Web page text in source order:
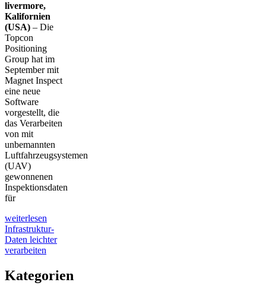
livermore,
Kalifornien
(USA) – Die
Topcon
Positioning
Group hat im
September mit
Magnet Inspect
eine neue
Software
vorgestellt, die
das Verarbeiten
von mit
unbemannten
Luftfahrzeugsystemen
(UAV)
gewonnenen
Inspek­tionsdaten
für
weiterlesen
Infrastruktur-
Daten leichter
verarbeiten
Kategorien